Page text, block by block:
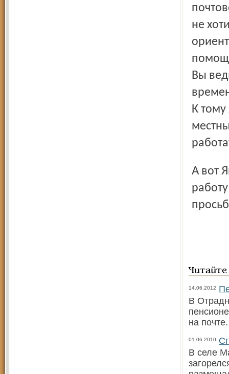
не
Вы
К
А вот Яна, живущая в Яро­славле, согласна ездить на
14.06.2012
В
на
01.06.2010
В селе